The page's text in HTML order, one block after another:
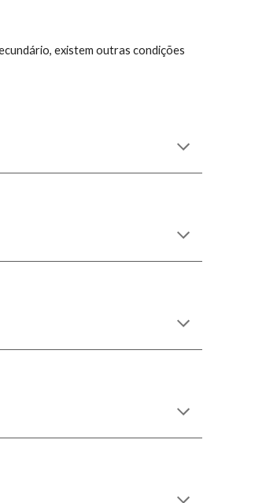
existem outras condições